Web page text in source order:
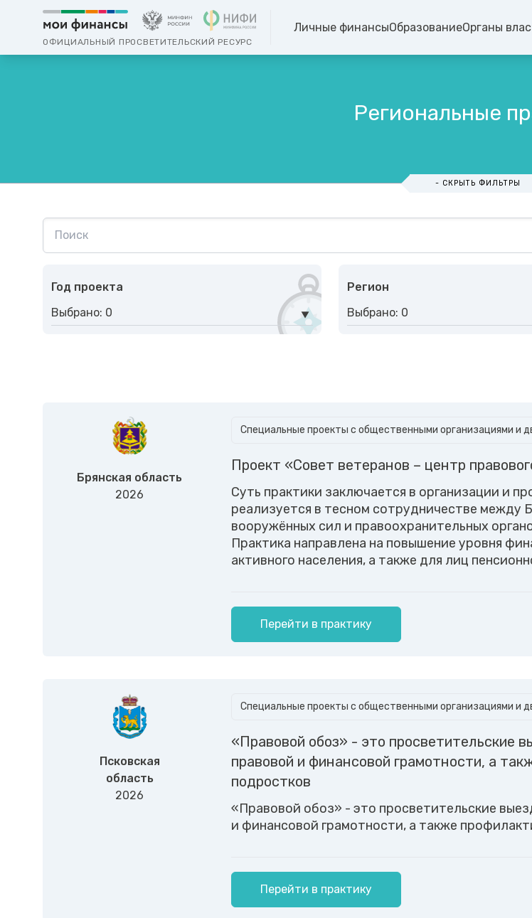
ОФИЦИАЛЬНЫЙ ПРОСВЕТИТЕЛЬСКИЙ РЕСУРС
Личные финансыОбразованиеОрганы
Региональные
- СКРЫТЬ ФИЛЬТРЫ
Год проекта
Выбрано: 0
Регион
Выбрано: 0
Брянская область
2026
Специальные проекты с общественными организациями и
Проект «Совет ветеранов – центр
Суть практики заключается в организации и
реализуется в тесном сотрудничестве между
вооружённых сил и правоохранительных
Практика направлена на повышение уровня
активного населения, а также для лиц
Перейти в практику
Псковская
область
2026
Специальные проекты с общественными организациями и
«Правовой обоз» - это просветительские
правовой и финансовой грамотности, а
подростков
«Правовой обоз» - это просветительские
и финансовой грамотности, а также
Перейти в практику